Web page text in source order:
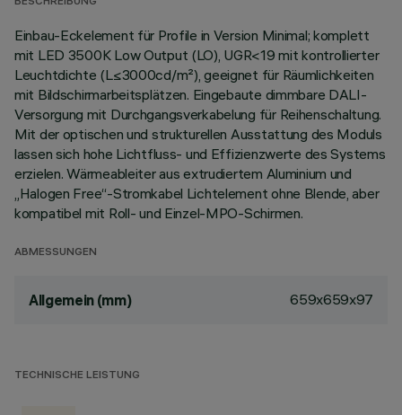
Einbau-Eckelement für Profile in Version Minimal; komplett
mit LED 3500K Low Output (LO), UGR<19 mit kontrollierter
Leuchtdichte (L≤3000cd/m²), geeignet für Räumlichkeiten
mit Bildschirmarbeitsplätzen. Eingebaute dimmbare DALI-
Versorgung mit Durchgangsverkabelung für Reihenschaltung.
Mit der optischen und strukturellen Ausstattung des Moduls
lassen sich hohe Lichtfluss- und Effizienzwerte des Systems
erzielen. Wärmeableiter aus extrudiertem Aluminium und
„Halogen Free“-Stromkabel Lichtelement ohne Blende, aber
kompatibel mit Roll- und Einzel-MPO-Schirmen.
ABMESSUNGEN
Allgemein (mm) 659x659x97
TECHNISCHE LEISTUNG